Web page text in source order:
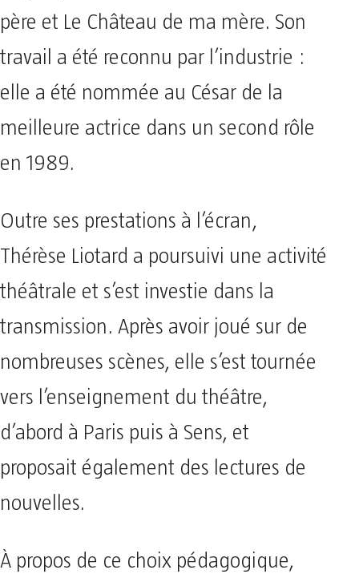
père et Le Château de ma mère. Son
travail a été reconnu par l’industrie :
elle a été nommée au César de la
meilleure actrice dans un second rôle
en 1989.
Outre ses prestations à l’écran,
Thérèse Liotard a poursuivi une activité
théâtrale et s’est investie dans la
transmission. Après avoir joué sur de
nombreuses scènes, elle s’est tournée
vers l’enseignement du théâtre,
d’abord à Paris puis à Sens, et
proposait également des lectures de
nouvelles.
À propos de ce choix pédagogique,